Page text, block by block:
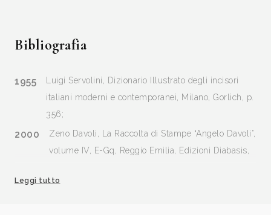
Bibliografia
1955
Luigi Servolini, Dizionario Illustrato degli incisori
italiani moderni e contemporanei, Milano, Gorlich, p.
356;
2000
Zeno Davoli, La Raccolta di Stampe “Angelo Davoli”,
volume IV, E-Gq, Reggio Emilia, Edizioni Diabasis,
Leggi tutto